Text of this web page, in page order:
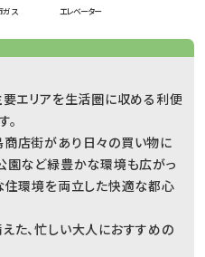
ガス エレベーター
要エリアを生活圏に収める利便
店街があり日々の買い物に
園など緑豊かな環境も広がっ
住環境を両立した快適な都心
た、忙しい大人におすすめの